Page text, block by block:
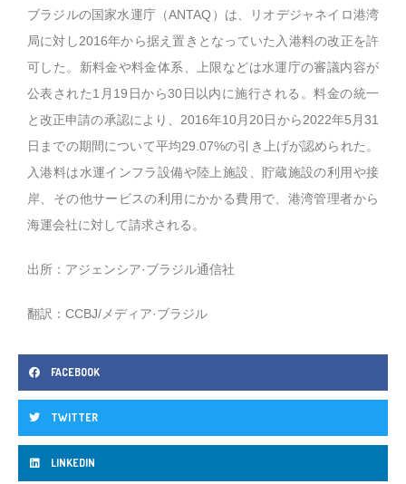
ブラジルの国家水運庁（ANTAQ）は、リオデジャネイロ港湾
局に対し2016年から据え置きとなっていた入港料の改正を許
可した。新料金や料金体系、上限などは水運庁の審議内容が
公表された1月19日から30日以内に施行される。料金の統一
と改正申請の承認により、2016年10月20日から2022年5月31
日までの期間について平均29.07%の引き上げが認められた。
入港料は水運インフラ設備や陸上施設、貯蔵施設の利用や接
岸、その他サービスの利用にかかる費用で、港湾管理者から
海運会社に対して請求される。
出所：アジェンシア·ブラジル通信社
翻訳：CCBJ/メディア·ブラジル
FACEBOOK
TWITTER
LINKEDIN